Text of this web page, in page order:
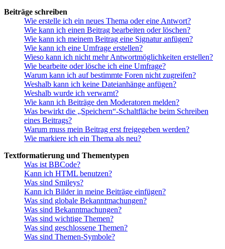
Beiträge schreiben
Wie erstelle ich ein neues Thema oder eine Antwort?
Wie kann ich einen Beitrag bearbeiten oder löschen?
Wie kann ich meinem Beitrag eine Signatur anfügen?
Wie kann ich eine Umfrage erstellen?
Wieso kann ich nicht mehr Antwortmöglichkeiten erstellen?
Wie bearbeite oder lösche ich eine Umfrage?
Warum kann ich auf bestimmte Foren nicht zugreifen?
Weshalb kann ich keine Dateianhänge anfügen?
Weshalb wurde ich verwarnt?
Wie kann ich Beiträge den Moderatoren melden?
Was bewirkt die „Speichern“-Schaltfläche beim Schreiben
eines Beitrags?
Warum muss mein Beitrag erst freigegeben werden?
Wie markiere ich ein Thema als neu?
Textformatierung und Thementypen
Was ist BBCode?
Kann ich HTML benutzen?
Was sind Smileys?
Kann ich Bilder in meine Beiträge einfügen?
Was sind globale Bekanntmachungen?
Was sind Bekanntmachungen?
Was sind wichtige Themen?
Was sind geschlossene Themen?
Was sind Themen-Symbole?